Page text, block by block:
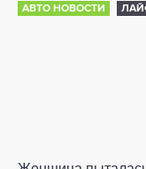
АВТО НОВОСТИ